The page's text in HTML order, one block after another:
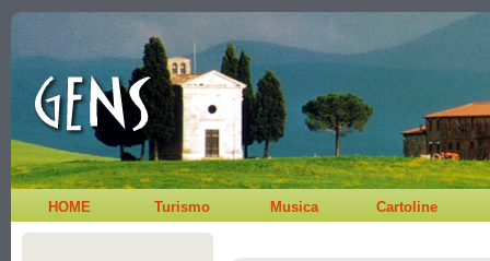
HOME Turismo Musica Cartoline